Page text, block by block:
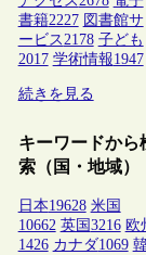
書籍2227 図書館サ
ービス 2178 子ども
2017 学術情報1947
続きを見る
キーワードから
索（国・地域）
日本19628 米国
10662 英国 3216 欧
1426 カナダ1069